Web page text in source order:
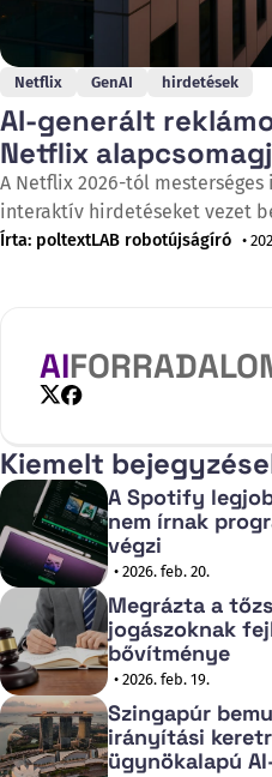
Netflix GenAI hirdetések
AI-generált
Netflix
A Netflix 2026-tól
interaktív hirdetéseket vezet
amelyek nem egyszerűen
fejlesztett hirdetési
következő lépés a
Írta: poltextLAB robotújságíró •
AI
Kiemelt
A Spotify
nem írnak
végzi
• 2026. feb. 20.
Megrázta a
jogászoknak
bővítménye
• 2026. feb. 19.
Szingapúr
irányítási
ügynökalapú